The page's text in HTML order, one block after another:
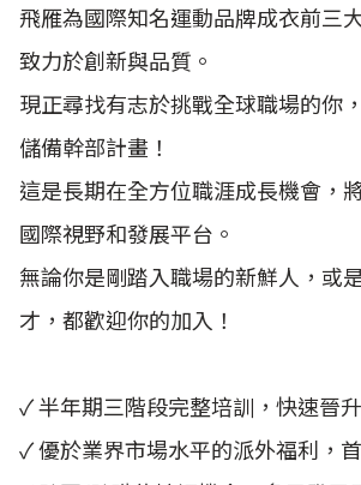
飛雁為國際知名運動品牌成衣前三
致力於創新與品質。
現正尋找有志於挑戰全球職場的你
儲備幹部計畫！
這是長期在全方位職涯成長機會，
國際視野和發展平台。
無論你是剛踏入職場的新鮮人，或
才，都歡迎你的加入！
✓ 半年期三階段完整培訓，快速晉
✓ 優於業界市場水平的派外福利，